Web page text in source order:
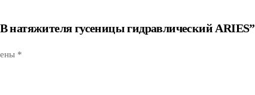
натяжителя гусеницы гидравлический ARIES”
*